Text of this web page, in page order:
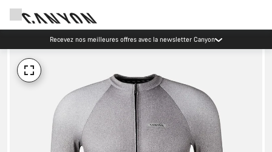
Recevez nos meilleures offres avec la newsletter Canyon